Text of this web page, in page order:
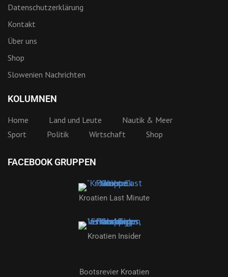
Datenschutzerklärung
Kontakt
Über uns
Shop
Slowenien Nachrichten
KOLUMNEN
Home Land und Leute
Nautik & Meer
Sport
Politik Wirtschaft Shop
FACEBOOK GRUPPEN
Kroatien Last Minute
Kroatien Insider
Bootsrevier Kroatien